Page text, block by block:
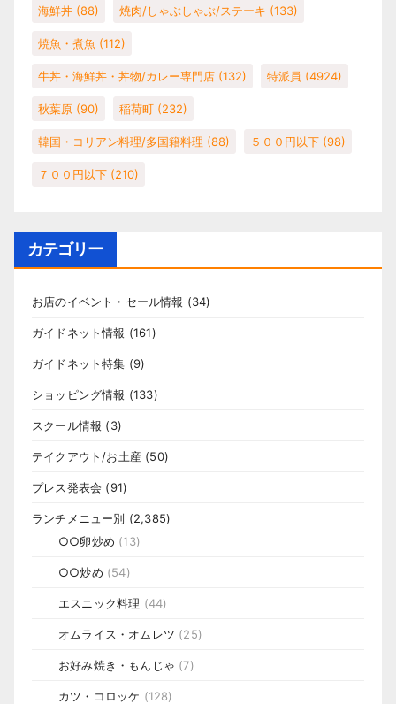
海鮮丼 (88) 焼肉/しゃぶしゃぶ/ステーキ (133)
焼魚・煮魚 (112)
牛丼・海鮮丼・丼物/カレー専門店 (132) 特派員 (4924)
秋葉原 (90) 稲荷町 (232)
韓国・コリアン料理/多国籍料理 (88) ５００円以下 (98)
７００円以下 (210)
カテゴリー
お店のイベント・セール情報 (34)
ガイドネット情報 (161)
ガイドネット特集 (9)
ショッピング情報 (133)
スクール情報 (3)
テイクアウト/お土産 (50)
プレス発表会 (91)
ランチメニュー別 (2,385)
○○卵炒め (13)
○○炒め (54)
エスニック料理 (44)
オムライス・オムレツ (25)
お好み焼き・もんじゃ (7)
カツ・コロッケ (128)